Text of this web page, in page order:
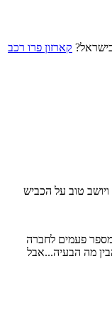
קארזון פרו רכב
טוב על הכביש
מספר פעמים לחברה
מה הבעיה...אבל